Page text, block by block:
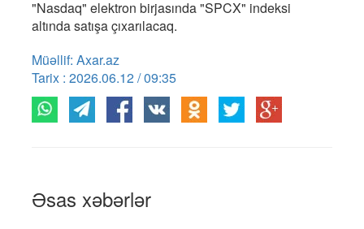
"Nasdaq" elektron birjasında "SPCX" indeksi
altında satışa çıxarılacaq.
Müəllif: Axar.az
Tarix : 2026.06.12 / 09:35
Əsas xəbərlər